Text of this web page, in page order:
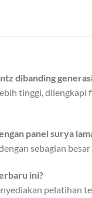
dibanding
tinggi,
panel surya
sebagian
ini?
pelatihan